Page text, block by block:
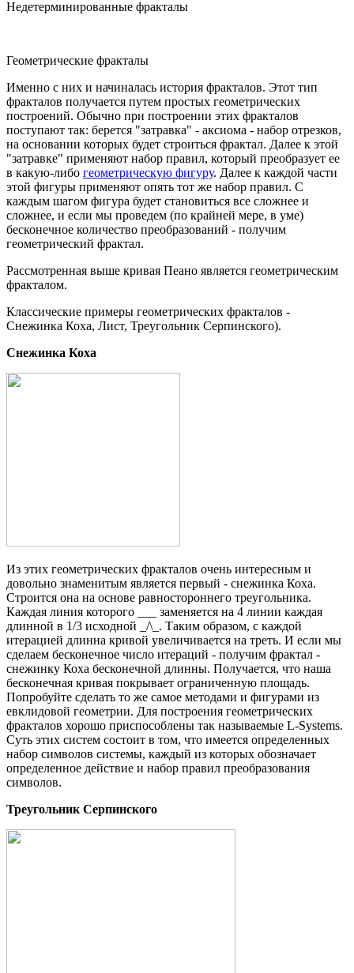
Недетерминированные фракталы
Геометрические фракталы
Именно с них и начиналась история фракталов. Этот тип
фракталов получается путем простых геометрических
построений. Обычно при построении этих фракталов
поступают так: берется "затравка" - аксиома - набор отрезков,
на основании которых будет строиться фрактал. Далее к этой
"затравке" применяют набор правил, который преобразует ее
в какую-либо геометрическую фигуру. Далее к каждой части
этой фигуры применяют опять тот же набор правил. С
каждым шагом фигура будет становиться все сложнее и
сложнее, и если мы проведем (по крайней мере, в уме)
бесконечное количество преобразований - получим
геометрический фрактал.
Рассмотренная выше кривая Пеано является геометрическим
фракталом.
Классические примеры геометрических фракталов -
Снежинка Коха, Лист, Треугольник Серпинского).
Снежинка Коха
Из этих геометрических фракталов очень интересным и
довольно знаменитым является первый - снежинка Коха.
Строится она на основе равностороннего треугольника.
Каждая линия которого ___ заменяется на 4 линии каждая
длинной в 1/3 исходной _/\_. Таким образом, с каждой
итерацией длинна кривой увеличивается на треть. И если мы
сделаем бесконечное число итераций - получим фрактал -
снежинку Коха бесконечной длинны. Получается, что наша
бесконечная кривая покрывает ограниченную площадь.
Попробуйте сделать то же самое методами и фигурами из
евклидовой геометрии. Для построения геометрических
фракталов хорошо приспособлены так называемые L-Systems.
Суть этих систем состоит в том, что имеется определенных
набор символов системы, каждый из которых обозначает
определенное действие и набор правил преобразования
символов.
Треугольник Серпинского